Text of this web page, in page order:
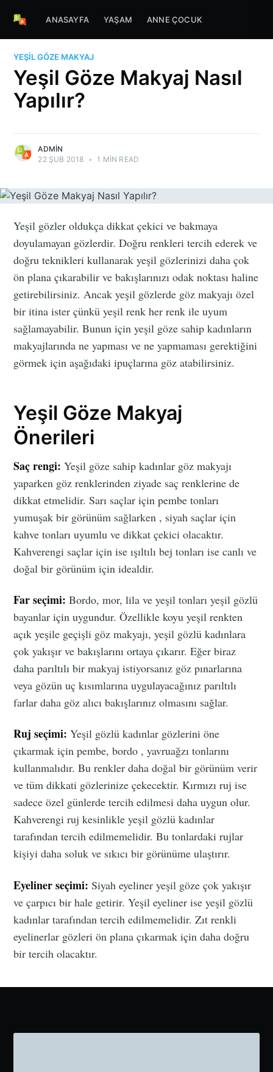
ANASAYFA YAŞAM ANNE ÇOCUK
YEŞIL GÖZE MAKYAJ
Yeşil Göze Makyaj Nasıl
Yapılır?
ADMIN
22 ŞUB 2018 • 1 MIN READ
Yeşil gözler oldukça dikkat çekici ve bakmaya
doyulamayan gözlerdir. Doğru renkleri tercih ederek ve
doğru teknikleri kullanarak yeşil gözlerinizi daha çok
ön plana çıkarabilir ve bakışlarınızı odak noktası haline
getirebilirsiniz. Ancak yeşil gözlerde göz makyajı özel
bir itina ister çünkü yeşil renk her renk ile uyum
sağlamayabilir. Bunun için yeşil göze sahip kadınların
makyajlarında ne yapması ve ne yapmaması gerektiğini
görmek için aşağıdaki ipuçlarına göz atabilirsiniz.
Yeşil Göze Makyaj
Önerileri
Saç rengi: Yeşil göze sahip kadınlar göz makyajı
yaparken göz renklerinden ziyade saç renklerine de
dikkat etmelidir. Sarı saçlar için pembe tonları
yumuşak bir görünüm sağlarken , siyah saçlar için
kahve tonları uyumlu ve dikkat çekici olacaktır.
Kahverengi saçlar için ise ışıltılı bej tonları ise canlı ve
doğal bir görünüm için idealdir.
Far seçimi: Bordo, mor, lila ve yeşil tonları yeşil gözlü
bayanlar için uygundur. Özellikle koyu yeşil renkten
açık yeşile geçişli göz makyajı, yeşil gözlü kadınlara
çok yakışır ve bakışlarını ortaya çıkarır. Eğer biraz
daha parıltılı bir makyaj istiyorsanız göz pınarlarına
veya gözün uç kısımlarına uygulayacağınız parıltılı
farlar daha göz alıcı bakışlarınız olmasını sağlar.
Ruj seçimi: Yeşil gözlü kadınlar gözlerini öne
çıkarmak için pembe, bordo , yavruağzı tonlarını
kullanmalıdır. Bu renkler daha doğal bir görünüm verir
ve tüm dikkati gözlerinize çekecektir. Kırmızı ruj ise
sadece özel günlerde tercih edilmesi daha uygun olur.
Kahverengi ruj kesinlikle yeşil gözlü kadınlar
tarafından tercih edilmemelidir. Bu tonlardaki rujlar
kişiyi daha soluk ve sıkıcı bir görünüme ulaştırır.
Eyeliner seçimi: Siyah eyeliner yeşil göze çok yakışır
ve çarpıcı bir hale getirir. Yeşil eyeliner ise yeşil gözlü
kadınlar tarafından tercih edilmemelidir. Zıt renkli
eyelinerlar gözleri ön plana çıkarmak için daha doğru
bir tercih olacaktır.